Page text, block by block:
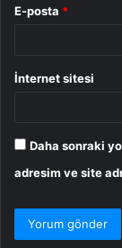
E-posta *
İnternet sitesi
Daha sonraki
adresim ve site